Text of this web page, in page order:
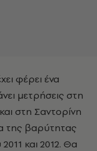
φέρει ένα
μετρήσεις στη
στη Σαντορίνη
της βαρύτητας
και 2012. Θα